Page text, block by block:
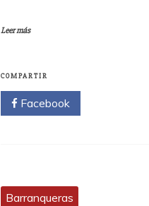
Leer más
COMPARTIR
Facebook
Barranqueras